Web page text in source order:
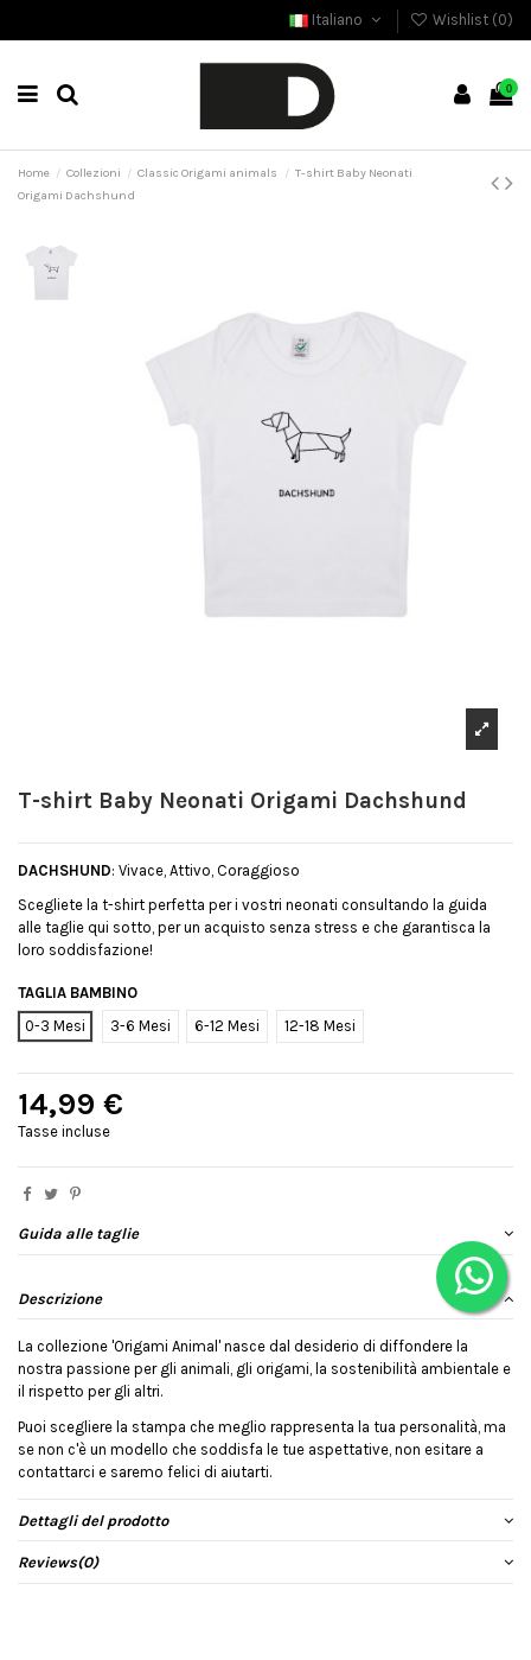
Italiano Wishlist (0)
0
Home Collezioni Classic Origami animals
T-shirt Baby Neonati
Origami Dachshund
T-shirt Baby Neonati Origami Dachshund
DACHSHUND: Vivace, Attivo, Coraggioso
Scegliete la t-shirt perfetta per i vostri neonati consultando la guida
alle taglie qui sotto, per un acquisto senza stress e che garantisca la
loro soddisfazione!
TAGLIA BAMBINO
0-3 Mesi
3-6 Mesi 6-12 Mesi 12-18 Mesi
14,99 €
Tasse incluse
Guida alle taglie
Descrizione
La collezione 'Origami Animal' nasce dal desiderio di diffondere la
nostra passione per gli animali, gli origami, la sostenibilità ambientale e
il rispetto per gli altri.
Puoi scegliere la stampa che meglio rappresenta la tua personalità, ma
se non c'è un modello che soddisfa le tue aspettative, non esitare a
contattarci e saremo felici di aiutarti.
Dettagli del prodotto
Reviews(0)